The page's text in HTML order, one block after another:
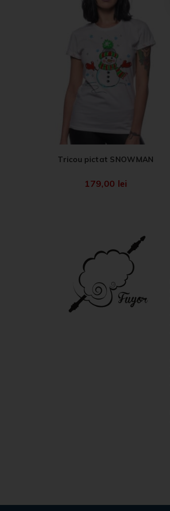
Tricou pictat SNOWMAN
179,00 lei